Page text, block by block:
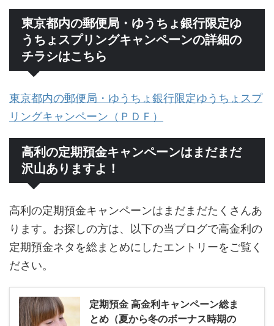
東京都内の郵便局・ゆうちょ銀行限定ゆ
うちょスプリングキャンペーンの詳細の
チラシはこちら
東京都内の郵便局・ゆうちょ銀行限定ゆうちょスプ
リングキャンペーン（ＰＤＦ）
高利の定期預金キャンペーンはまだまだ
沢山ありますよ！
高利の定期預金キャンペーンはまだまだたくさんあ
ります。お探しの方は、以下の当ブログで高金利の
定期預金ネタを総まとめにしたエントリーをご覧く
ださい。
定期預金 高金利キャンペーン総ま
とめ（夏から冬のボーナス時期の